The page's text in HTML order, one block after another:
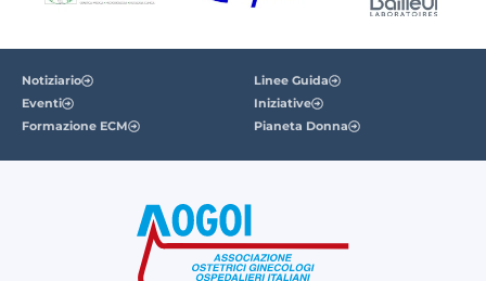
Notiziario
Eventi
Formazione ECM
Linee Guida
Iniziative
Pianeta Donna